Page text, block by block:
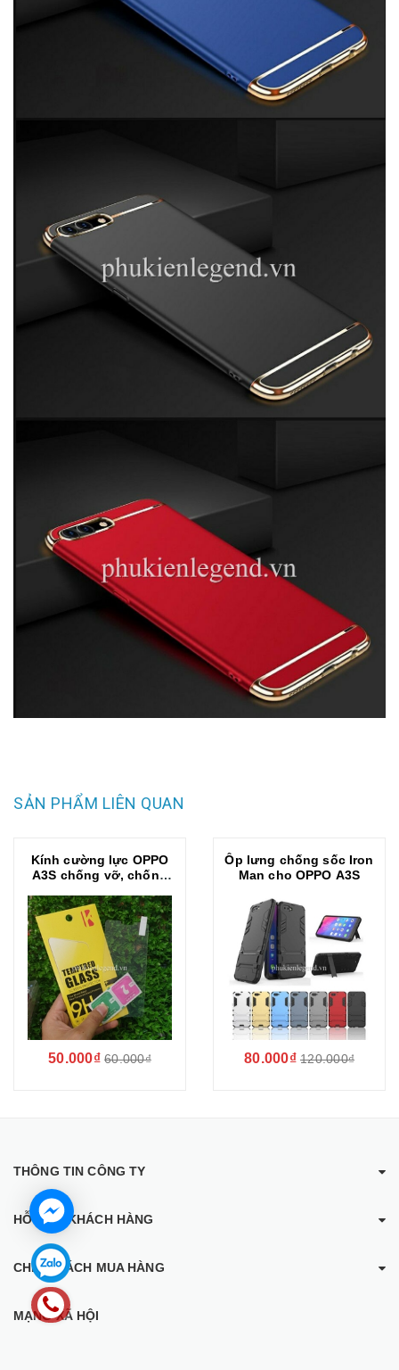
SẢN PHẨM LIÊN QUAN
Kính cường lực OPPO
A3S chống vỡ, chống
50.000₫ 60.000₫
Ốp lưng chống sốc Iron
Man cho OPPO A3S
80.000₫ 120.000₫
THÔNG TIN CÔNG TY
HỖ TRỢ KHÁCH HÀNG
CHÍNH SÁCH MUA HÀNG
MẠNG XÃ HỘI